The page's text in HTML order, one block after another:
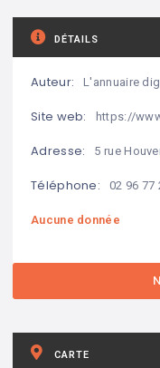
DÉTAILS
Auteur: L'annuaire
Site web: https://
Adresse: 5 rue
Téléphone: 02 96 77
Aucune donnée
CARTE